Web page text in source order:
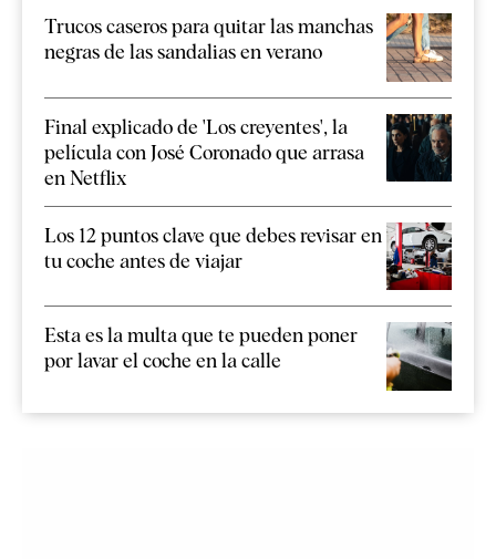
Trucos caseros para quitar las manchas
negras de las sandalias en verano
Final explicado de 'Los creyentes', la
película con José Coronado que arrasa
en Netflix
Los 12 puntos clave que debes revisar en
tu coche antes de viajar
Esta es la multa que te pueden poner
por lavar el coche en la calle